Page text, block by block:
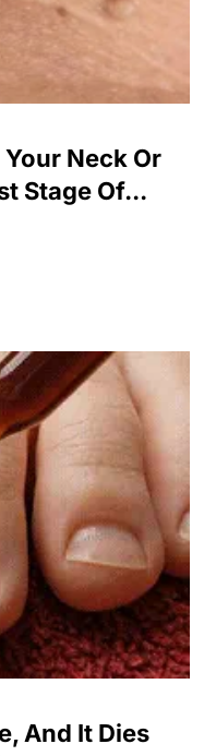
Neck Or
Stage Of...
And It Dies